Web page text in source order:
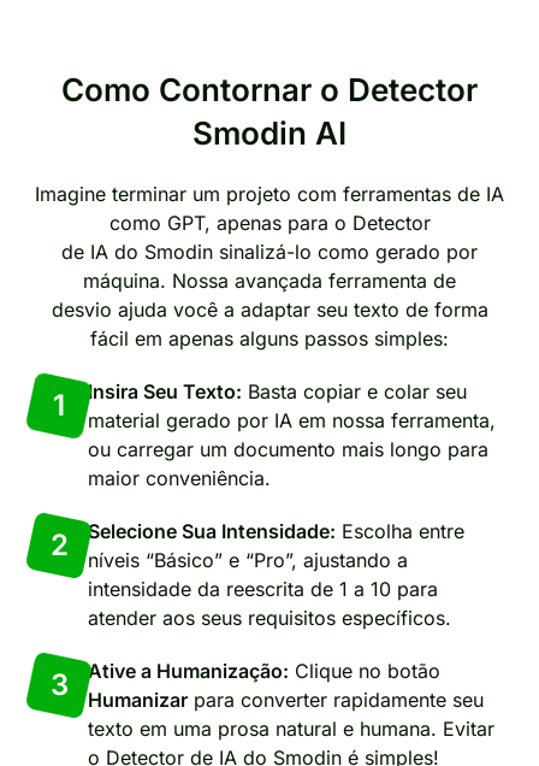
Como Contornar o Detector
Smodin AI
Imagine terminar um projeto com ferramentas de IA
como GPT, apenas para o Detector
de IA do Smodin sinalizá-lo como gerado por
máquina. Nossa avançada ferramenta de
desvio ajuda você a adaptar seu texto de forma
fácil em apenas alguns passos simples:
1 Insira Seu Texto: Basta copiar e colar seu
material gerado por IA em nossa ferramenta,
ou carregar um documento mais longo para
maior conveniência.
2 Selecione Sua Intensidade: Escolha entre
níveis “Básico” e “Pro”, ajustando a
intensidade da reescrita de 1 a 10 para
atender aos seus requisitos específicos.
3 Ative a Humanização: Clique no botão
Humanizar para converter rapidamente seu
texto em uma prosa natural e humana. Evitar
o Detector de IA do Smodin é simples!